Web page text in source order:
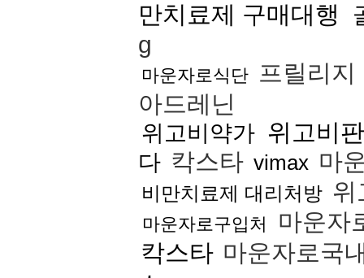
만치료제 구매대행
g
마운자로식단 프릴리지
아드레닌
위고비약가 위고비
다 칵스타 vimax 마
비만치료제 대리처방 위
마운자로구입처
마운자
칵스타 마운자로국